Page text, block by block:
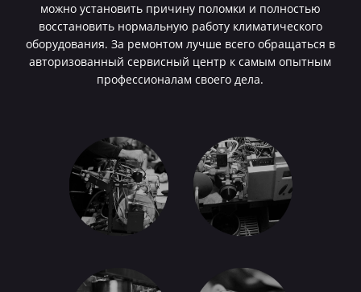
можно установить причину поломки и полностью
восстановить нормальную работу климатического
оборудования. За ремонтом лучше всего обращаться в
авторизованный сервисный центр к самым опытным
профессионалам своего дела.